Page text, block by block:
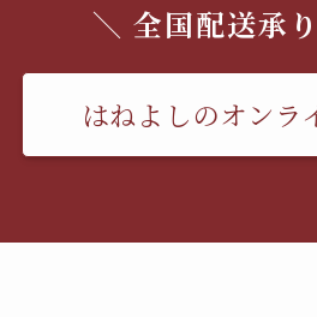
＼ 全国配送承
はねよしのオンラ